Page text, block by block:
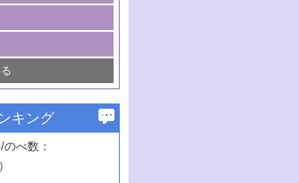
究動向
成と応用における研
論会（2025年）
析技術の最先端
からのお知らせ
論会（2023年）
酸素欠陥を利用した
エネルギー変換反応
環のための触媒・機
および有効活用のた
発信企画～とびたて
ち～（1）
ち～（2）
・ユースを志向した
用した触媒的分子変
いた触媒の新展開
用いた触媒開発
トラルに向けた電解
論会（2021年・オン
み）
に資するクリーンな
触媒化学
水分解の最新の研究
ロセスを支えるマイ
着目した触媒プロセ
サプライチェーンに
に関する最近の研究
品製造のための触媒
新の研究動向
の有用化学品合成
スター触媒の最前線
イト合成技術
における電気化学的
，触媒
の開発と触媒反応プ
高分子を生み出す触
化成品製造に向けた触
かかわる触媒技術の新
キング
べ数：